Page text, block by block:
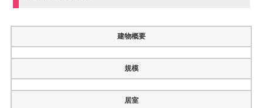
建物概要
規模
居室